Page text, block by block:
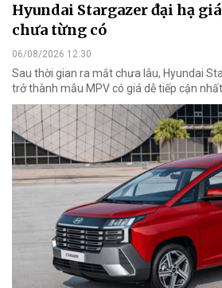
Hyundai Stargazer đại hạ
chưa từng có
06/08/2026 12:30
Sau thời gian ra mắt chưa lâu, Hyundai
trở thành mẫu MPV có giá dễ tiếp cận